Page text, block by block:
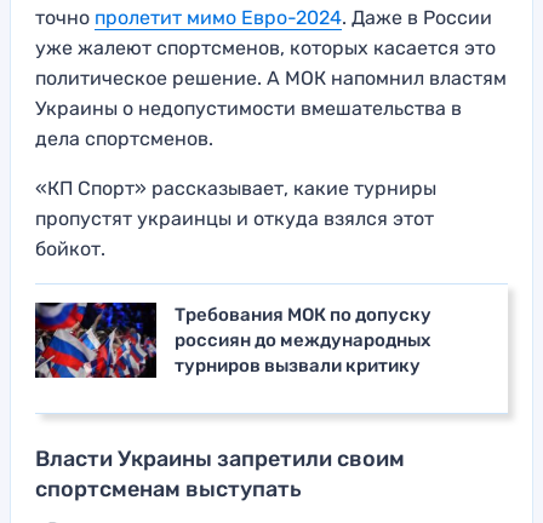
точно пролетит мимо Евро-2024. Даже в России
уже жалеют спортсменов, которых касается это
политическое решение. А МОК напомнил властям
Украины о недопустимости вмешательства в
дела спортсменов.
«КП Спорт» рассказывает, какие турниры
пропустят украинцы и откуда взялся этот
бойкот.
Требования МОК по допуску
россиян до международных
турниров вызвали критику
Власти Украины запретили своим
спортсменам выступать